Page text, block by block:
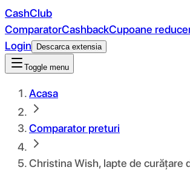
CashClub
ComparatorCashbackCupoane
Login
Descarca extensia
Toggle menu
Acasa
Comparator preturi
Christina Wish, lapte de curățare